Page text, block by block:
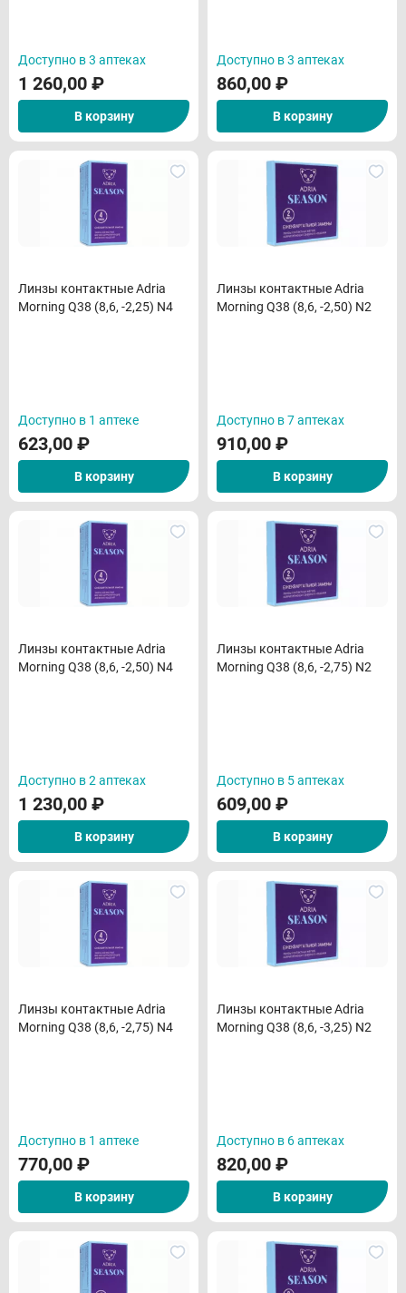
Доступно в 3 аптеках
1 260,00 ₽
В корзину
Доступно в 3 аптеках
860,00 ₽
В корзину
Линзы контактные Adria
Morning Q38 (8,6, -2,25) N4
Доступно в 1 аптеке
623,00 ₽
В корзину
Линзы контактные Adria
Morning Q38 (8,6, -2,50) N2
Доступно в 7 аптеках
910,00 ₽
В корзину
Линзы контактные Adria
Morning Q38 (8,6, -2,50) N4
Доступно в 2 аптеках
1 230,00 ₽
В корзину
Линзы контактные Adria
Morning Q38 (8,6, -2,75) N2
Доступно в 5 аптеках
609,00 ₽
В корзину
Линзы контактные Adria
Morning Q38 (8,6, -2,75) N4
Доступно в 1 аптеке
770,00 ₽
В корзину
Линзы контактные Adria
Morning Q38 (8,6, -3,25) N2
Доступно в 6 аптеках
820,00 ₽
В корзину